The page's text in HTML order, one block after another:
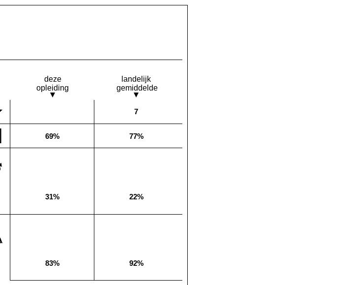
deze
opleiding
landelijk
gemiddelde
Landelijk gemiddelde:
7
Deze opleiding:
69% Landelijk gemiddelde:
77%
Deze opleiding:
31% Landelijk gemiddelde:
22%
Deze opleiding:
83% Landelijk gemiddelde:
92%